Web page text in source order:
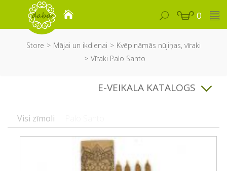
0
Store Mājai un ikdienai
Kvēpināmās nūjiņas, vīraki
Vīraki Palo Santo
E-VEIKALA KATALOGS
Visi zīmoli